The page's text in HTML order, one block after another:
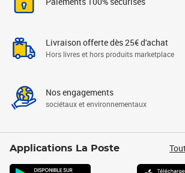
Livraison offerte dès 25€ d'achat
Hors livres et hors produits marketplace
Nos engagements
sociétaux et environnementaux
Applications La Poste